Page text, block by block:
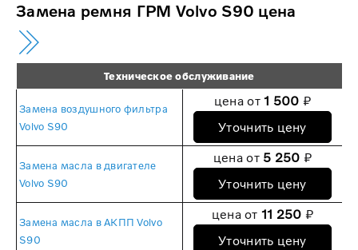
Замена ремня ГРМ Volvo S90 цена
Техническое обслуживание
Замена воздушного фильтра
Volvo S90
цена от1 500 ₽
Уточнить цену
Замена масла в двигателе
Volvo S90
цена от 5 250 ₽
Уточнить цену
Замена масла в АКПП Volvo
S90
цена от 11 250 ₽
Уточнить цену